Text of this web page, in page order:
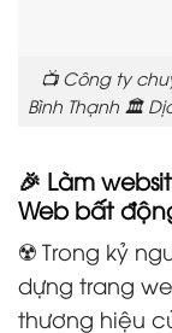
📺 Công ty
Bình Thạnh 🏛️
🎉 Làm
Web bất
☢️ Trong kỷ
dựng trang
thương hiệu